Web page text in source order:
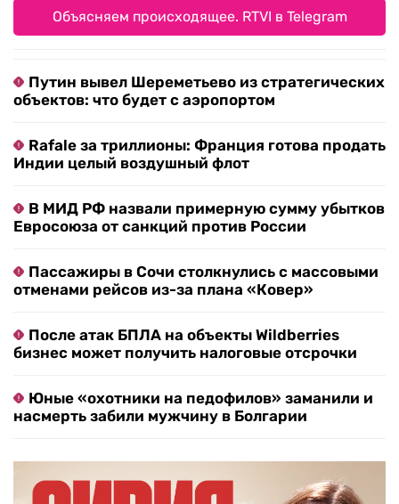
Объясняем происходящее. RTVI в Telegram
Путин вывел Шереметьево из стратегических
объектов: что будет с аэропортом
Rafale за триллионы: Франция готова продать
Индии целый воздушный флот
В МИД РФ назвали примерную сумму убытков
Евросоюза от санкций против России
Пассажиры в Сочи столкнулись с массовыми
отменами рейсов из-за плана «Ковер»
После атак БПЛА на объекты Wildberries
бизнес может получить налоговые отсрочки
Юные «охотники на педофилов» заманили и
насмерть забили мужчину в Болгарии